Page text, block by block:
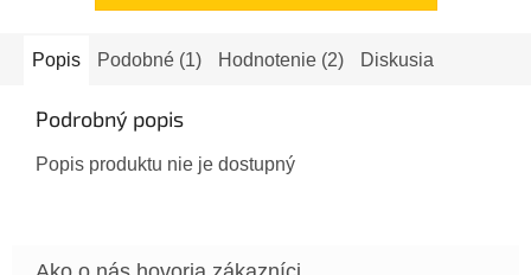
Popis Podobné (1) Hodnotenie (2) Diskusia
Podrobný popis
Popis produktu nie je dostupný